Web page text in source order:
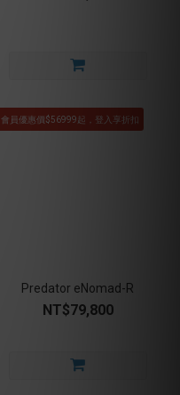
會員優惠價$56999起，登入享折扣
Predator eNomad-R
NT$79,800